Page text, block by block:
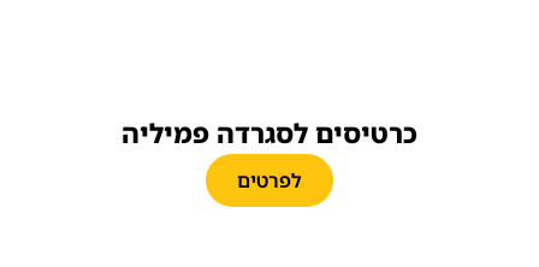
כרטיסים לסגרדה פמיליה
לפרטים